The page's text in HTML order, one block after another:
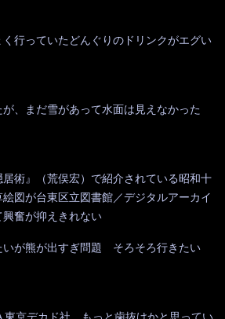
く行っていたどんぐりのドリンクがエグい
、まだ雪があって水面は見えなかった
居術』（荒俣宏）で紹介されている昭和十
絵図が台東区立図書館／デジタルアーカイ
興奮が抑えきれない
いが熊が出すぎ問題 そろそろ行きたい